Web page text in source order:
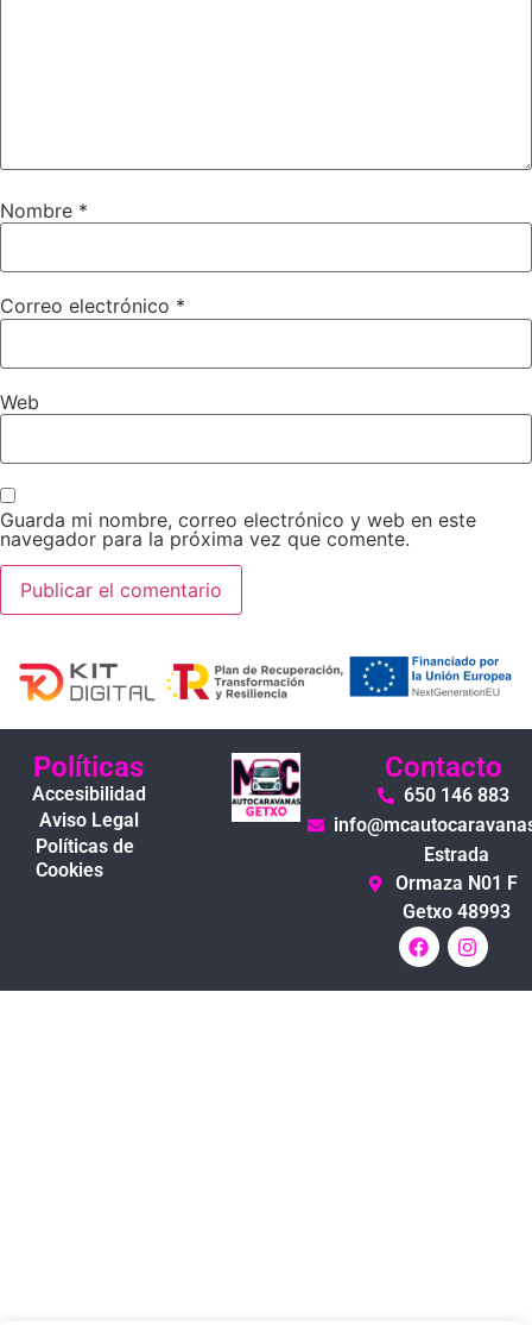
Nombre *
Correo electrónico *
Web
Guarda mi nombre, correo electrónico y web en este
navegador para la próxima vez que comente.
Políticas
Accesibilidad
Aviso Legal
Políticas de
Cookies
Contacto
650 146 883
Estrada
Ormaza N01 F
Getxo 48993